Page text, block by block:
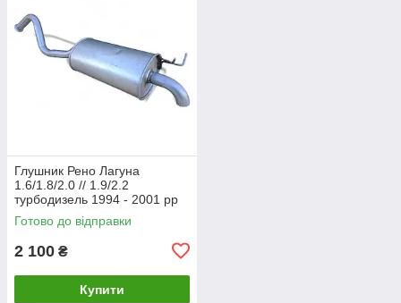
Глушник Рено Лагуна
1.6/1.8/2.0 // 1.9/2.2
турбодизель 1994 - 2001 рр
Босал
Готово до відправки
2 100 ₴
Купити